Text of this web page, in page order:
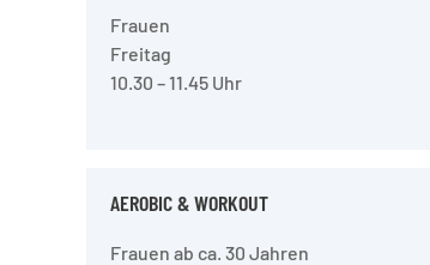
Frauen
Freitag
10.30 – 11.45 Uhr
AEROBIC & WORKOUT
Frauen ab ca. 30 Jahren